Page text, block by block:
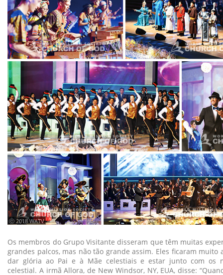
ⓒ 2018 WATV
Os membros do Grupo Visitante disseram que têm muitas
grandes palcos, mas não tão grande assim. Eles ficaram muito
dar glória ao Pai e à Mãe celestiais e estar junto com os
celestial. A irmã Allora, de New Windsor, NY, EUA, disse: